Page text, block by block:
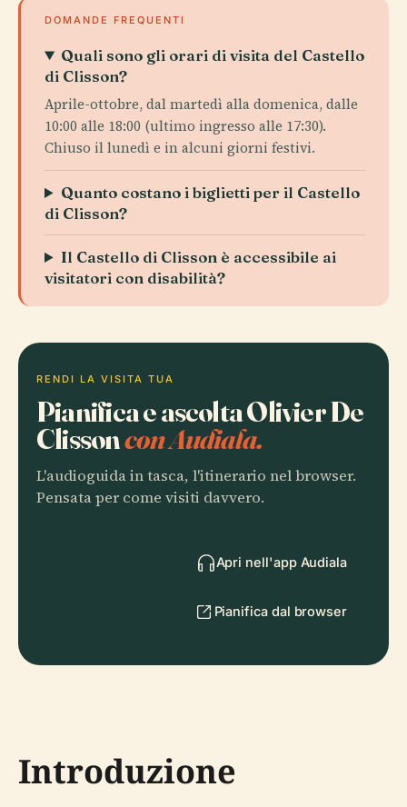
DOMANDE FREQUENTI
Quali sono gli orari di visita del Castello
di Clisson?
Aprile-ottobre, dal martedì alla domenica, dalle
10:00 alle 18:00 (ultimo ingresso alle 17:30).
Chiuso il lunedì e in alcuni giorni festivi.
Quanto costano i biglietti per il Castello
di Clisson?
Il Castello di Clisson è accessibile ai
visitatori con disabilità?
RENDI LA VISITA TUA
Pianifica e ascolta Olivier De
Clissoncon Audiala.
L'audioguida in tasca, l'itinerario nel browser.
Pensata per come visiti davvero.
Apri nell'app Audiala
Pianifica dal browser
Introduzione